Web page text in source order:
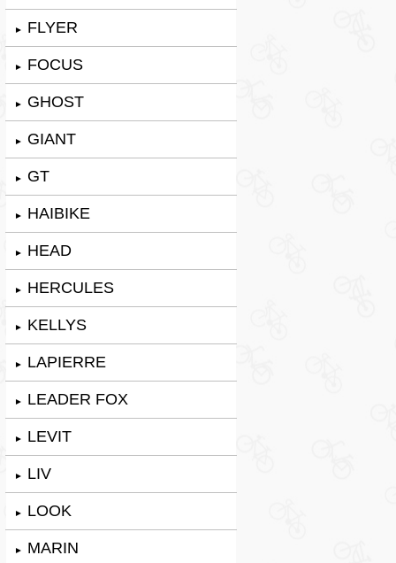
► FLYER
► FOCUS
► GHOST
► GIANT
► GT
► HAIBIKE
► HEAD
► HERCULES
► KELLYS
► LAPIERRE
► LEADER FOX
► LEVIT
► LIV
► LOOK
► MARIN